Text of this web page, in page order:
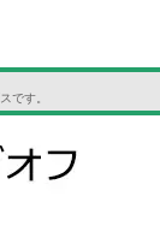
です。